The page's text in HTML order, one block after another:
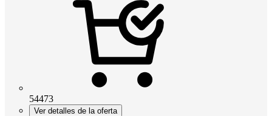
54473
Ver detalles de la oferta